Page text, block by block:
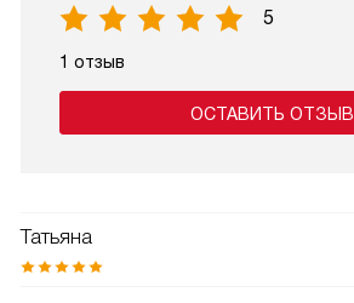
5
1 отзыв
ОСТАВИТЬ ОТЗЫВ
Татьяна